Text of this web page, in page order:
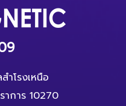
โรงเหนือ
าการ 10270